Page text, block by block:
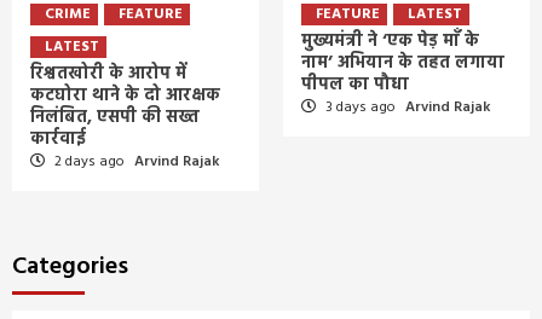
CRIME
FEATURE
LATEST
रिश्वतखोरी के आरोप में
कटघोरा थाने के दो आरक्षक
निलंबित, एसपी की सख्त
कार्रवाई
2 days ago Arvind Rajak
FEATURE
LATEST
मुख्यमंत्री ने ‘एक पेड़ माँ के
नाम’ अभियान के तहत लगाया
पीपल का पौधा
3 days ago Arvind Rajak
Categories